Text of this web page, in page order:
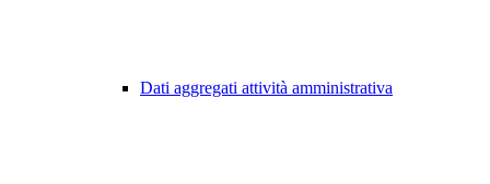
Dati aggregati attività amministrativa